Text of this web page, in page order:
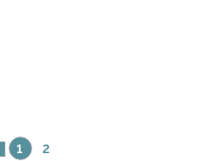
1 2